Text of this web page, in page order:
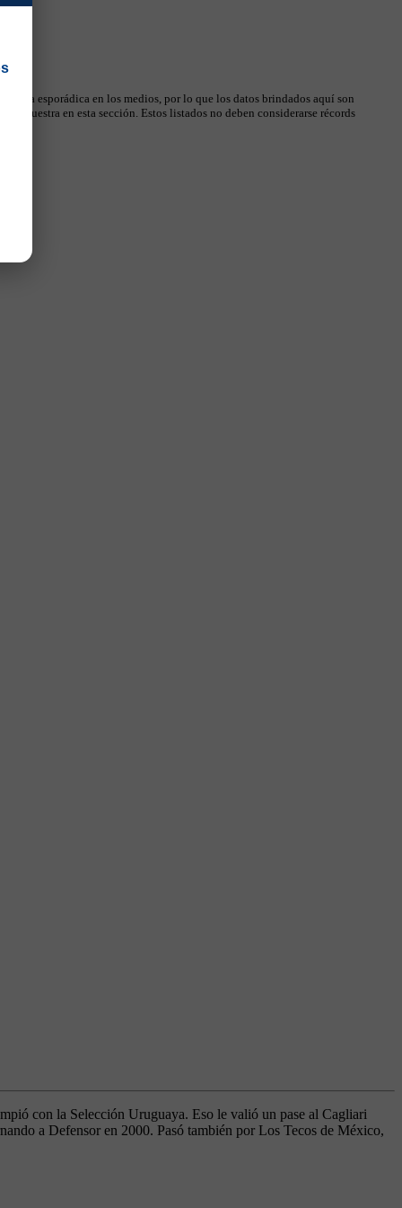
esporádica en los medios, por lo que los datos brindados aquí son
muestra en esta sección. Estos listados no deben considerarse récords
con la Selección Uruguaya. Eso le valió un pase al Cagliari
a Defensor en 2000. Pasó también por Los Tecos de México,